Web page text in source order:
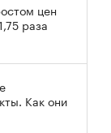
цен
раза
Как они